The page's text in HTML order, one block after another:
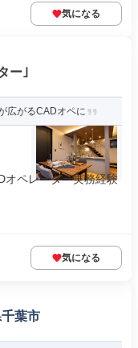
気になる
ー｣
広がるCADオペに
オペレーター実務経験
気になる
葉市